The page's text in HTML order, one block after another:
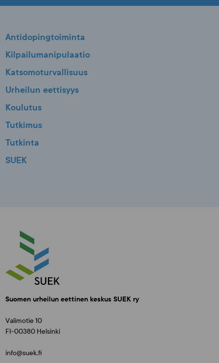
Antidopingtoiminta
Kilpailumanipulaatio
Katsomoturvallisuus
Urheilun eettisyys
Koulutus
Tutkimus
Tutkinta
SUEK
Suomen urheilun eettinen keskus SUEK ry
Valimotie 10
FI-00380 Helsinki
info@suek.fi